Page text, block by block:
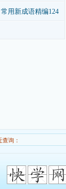
条（四）
常用新成语精编124
查询：